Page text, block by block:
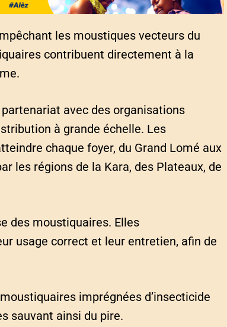
les moustiques vecteurs du
contribuent directement à la
avec des organisations
à grande échelle. Les
chaque foyer, du Grand Lomé aux
les régions de la Kara, des Plateaux, de
des moustiquaires. Elles
usage correct et leur entretien, afin de
imprégnées d’insecticide
sauvant ainsi du pire.